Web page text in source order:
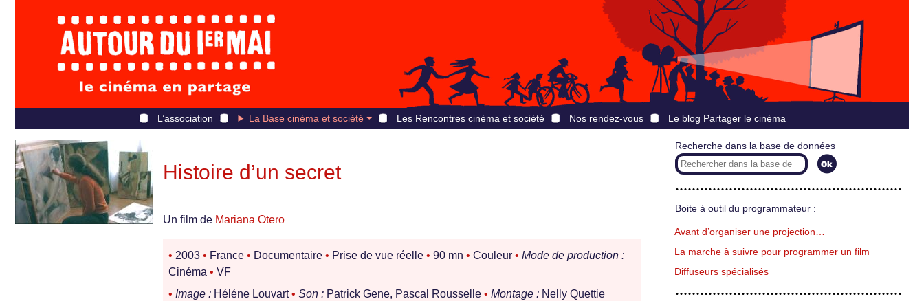
L’association La Base cinéma et société Les Rencontres cinéma et société Nos rendez-vous Le blog Partager le cinéma
Histoire d’un secret
Un film de Mariana Otero
• 2003 • France • Documentaire • Prise de vue réelle • 90 mn • Couleur • Mode de production :
Cinéma • VF
• Image : Héléne Louvart• Son : Patrick Gene, Pascal Rousselle • Montage : Nelly Quettie
Recherche dans la base de données
Boite à outil du programmateur :
Avant d’organiser une projection…
La marche à suivre pour programmer un film
Diffuseurs spécialisés